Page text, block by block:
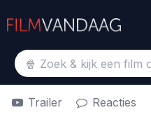
Trailer Reacties